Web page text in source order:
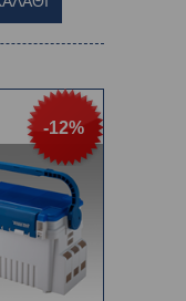
-12%